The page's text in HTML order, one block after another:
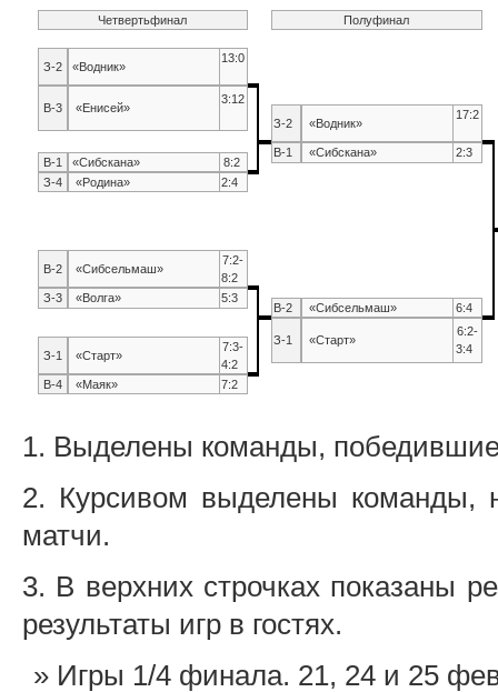
Четвертьфинал Полуфинал
З-2 «Водник»
13:0
В-3 «Енисей»
3:12
З-2
«Водник»
17:2
В-1 «Сибскана» 2:3
В-1 «Сибскана»
8:2
З-4
«Родина» 2:4
В-2 «Сибсельмаш»
7:2-
8:2
З-3
«Волга» 5:3
В-2 «Сибсельмаш» 6:4
З-1 «Старт»
6:2-
3:4
З-1 «Старт»
7:3-
4:2
В-4
«Маяк» 7:2
1. Выделены команды,
2. Курсивом выделены команды,
матчи.
3. В верхних строчках показаны
результаты игр в гостях.
Игры 1/4 финала. 21, 24 и 25